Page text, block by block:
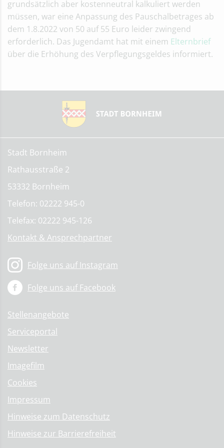
grundsätzlich aber kostenneutral kalkuliert werden
müssen, war eine Anpassung des Pauschalbetrages ab
dem 1.8.2022 von 50 auf 55 Euro leider zwingend
erforderlich. Das Jugendamt hat mit einem Elternbrief
über die Erhöhung des Verpflegungsgeldes informiert.
Stadt Bornheim
Rathausstraße 2
53332 Bornheim
Telefon: 02222 945-0
Telefax: 02222 945-126
Kontakt & Ansprechpartner
Folge uns auf Instagram
Folge uns auf Facebook
Stellenangebote
Serviceportal
Newsletter
Imagefilm
Cookies
Impressum
Hinweise zum Datenschutz
Hinweise zur Barrierefreiheit